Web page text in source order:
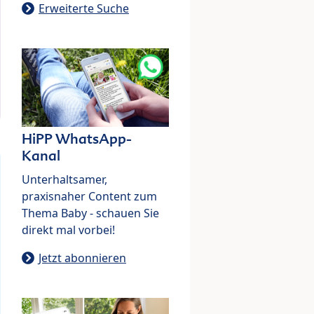
Erweiterte Suche
HiPP WhatsApp-
Kanal
Unterhaltsamer,
praxisnaher Content zum
Thema Baby - schauen Sie
direkt mal vorbei!
Jetzt abonnieren